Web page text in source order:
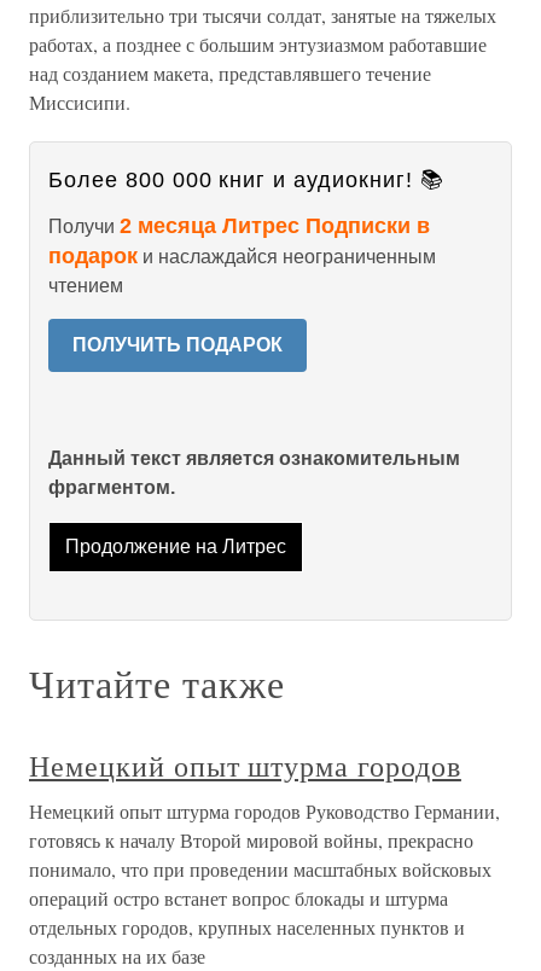
приблизительно три тысячи солдат, занятые на тяжелых
работах, а позднее с большим энтузиазмом работавшие
над созданием макета, представлявшего течение
Миссисипи.
Более 800 000 книг и аудиокниг! 📚
Получи 2 месяца Литрес Подписки в
подарок и наслаждайся неограниченным
чтением
ПОЛУЧИТЬ ПОДАРОК
Данный текст является ознакомительным
фрагментом.
Продолжение на Литрес
Читайте также
Немецкий опыт штурма городов
Немецкий опыт штурма городов Руководство Германии,
готовясь к началу Второй мировой войны, прекрасно
понимало, что при проведении масштабных войсковых
операций остро встанет вопрос блокады и штурма
отдельных городов, крупных населенных пунктов и
созданных на их базе